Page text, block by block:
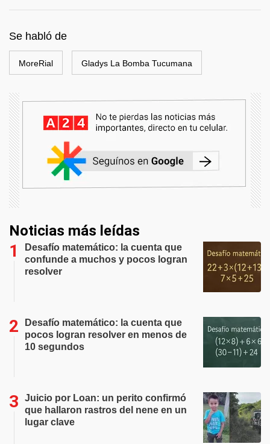
Se habló de
MoreRial Gladys La Bomba Tucumana
Noticias más leídas
Desafío matemático: la cuenta que
confunde a muchos y pocos logran
resolver
Desafío matemático: la cuenta que
pocos logran resolver en menos de
10 segundos
Juicio por Loan: un perito confirmó
que hallaron rastros del nene en un
lugar clave